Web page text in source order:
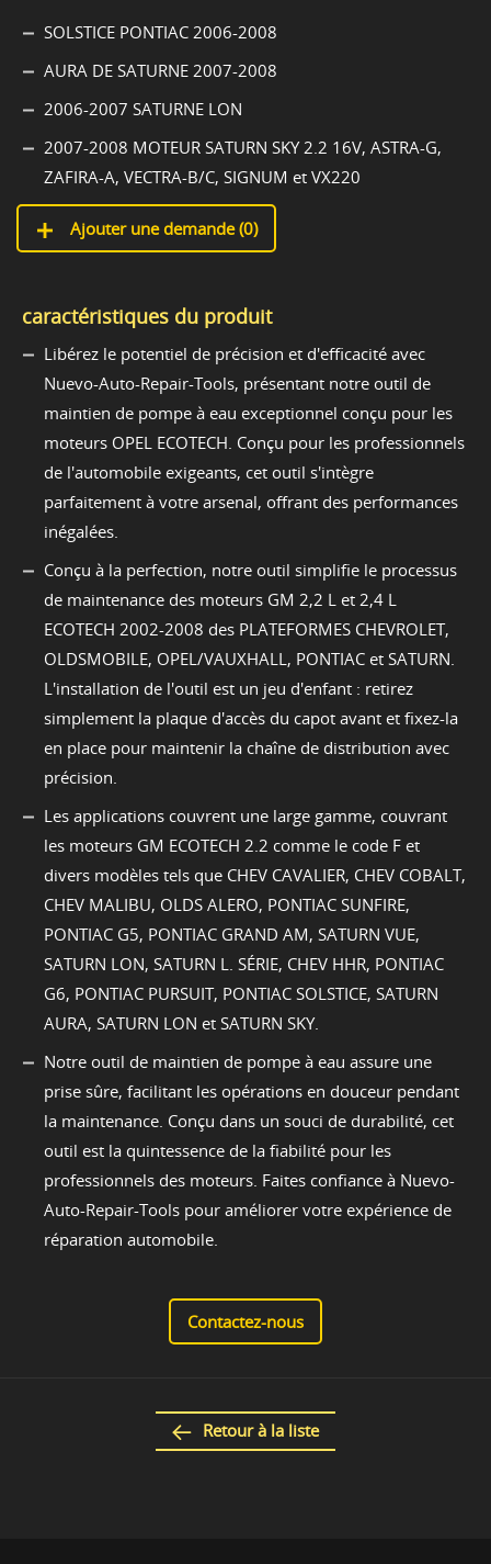
SOLSTICE PONTIAC 2006-2008
AURA DE SATURNE 2007-2008
2006-2007 SATURNE LON
2007-2008 MOTEUR SATURN SKY 2.2 16V, ASTRA-G,
ZAFIRA-A, VECTRA-B/C, SIGNUM et VX220
Ajouter une demande (0)
caractéristiques du produit
Libérez le potentiel de précision et d'efficacité avec
Nuevo-Auto-Repair-Tools, présentant notre outil de
maintien de pompe à eau exceptionnel conçu pour les
moteurs OPEL ECOTECH. Conçu pour les professionnels
de l'automobile exigeants, cet outil s'intègre
parfaitement à votre arsenal, offrant des performances
inégalées.
Conçu à la perfection, notre outil simplifie le processus
de maintenance des moteurs GM 2,2 L et 2,4 L
ECOTECH 2002-2008 des PLATEFORMES CHEVROLET,
OLDSMOBILE, OPEL/VAUXHALL, PONTIAC et SATURN.
L'installation de l'outil est un jeu d'enfant : retirez
simplement la plaque d'accès du capot avant et fixez-la
en place pour maintenir la chaîne de distribution avec
précision.
Les applications couvrent une large gamme, couvrant
les moteurs GM ECOTECH 2.2 comme le code F et
divers modèles tels que CHEV CAVALIER, CHEV COBALT,
CHEV MALIBU, OLDS ALERO, PONTIAC SUNFIRE,
PONTIAC G5, PONTIAC GRAND AM, SATURN VUE,
SATURN LON, SATURN L. SÉRIE, CHEV HHR, PONTIAC
G6, PONTIAC PURSUIT, PONTIAC SOLSTICE, SATURN
AURA, SATURN LON et SATURN SKY.
Notre outil de maintien de pompe à eau assure une
prise sûre, facilitant les opérations en douceur pendant
la maintenance. Conçu dans un souci de durabilité, cet
outil est la quintessence de la fiabilité pour les
professionnels des moteurs. Faites confiance à Nuevo-
Auto-Repair-Tools pour améliorer votre expérience de
réparation automobile.
Contactez-nous
Retour à la liste